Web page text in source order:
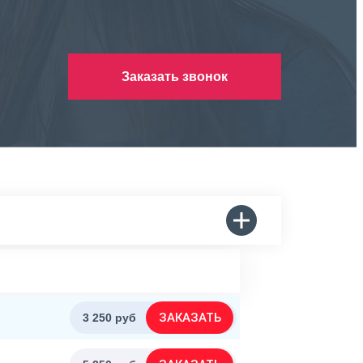
Заказать звонок
3 250 руб ЗАКАЗАТЬ